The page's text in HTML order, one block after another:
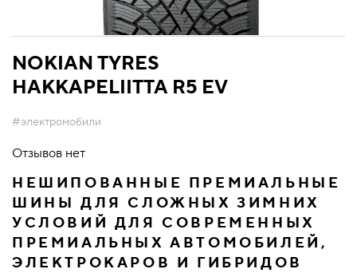
NOKIAN TYRES
HAKKAPELIITTA R5 EV
#электромобили
Отзывов нет
НЕШИПОВАННЫЕ ПРЕМИАЛЬНЫЕ
ШИНЫ ДЛЯ СЛОЖНЫХ ЗИМНИХ
УСЛОВИЙ ДЛЯ СОВРЕМЕННЫХ
ПРЕМИАЛЬНЫХ АВТОМОБИЛЕЙ,
ЭЛЕКТРОКАРОВ И ГИБРИДОВ